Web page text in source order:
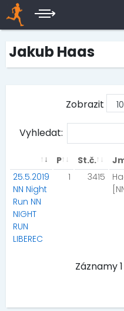
Jakub Haas
Zobrazit
Vyhledat:
P St.č.
25.5.2019
NN Night
Run NN
NIGHT
RUN
LIBEREC
1 3415
Záznamy